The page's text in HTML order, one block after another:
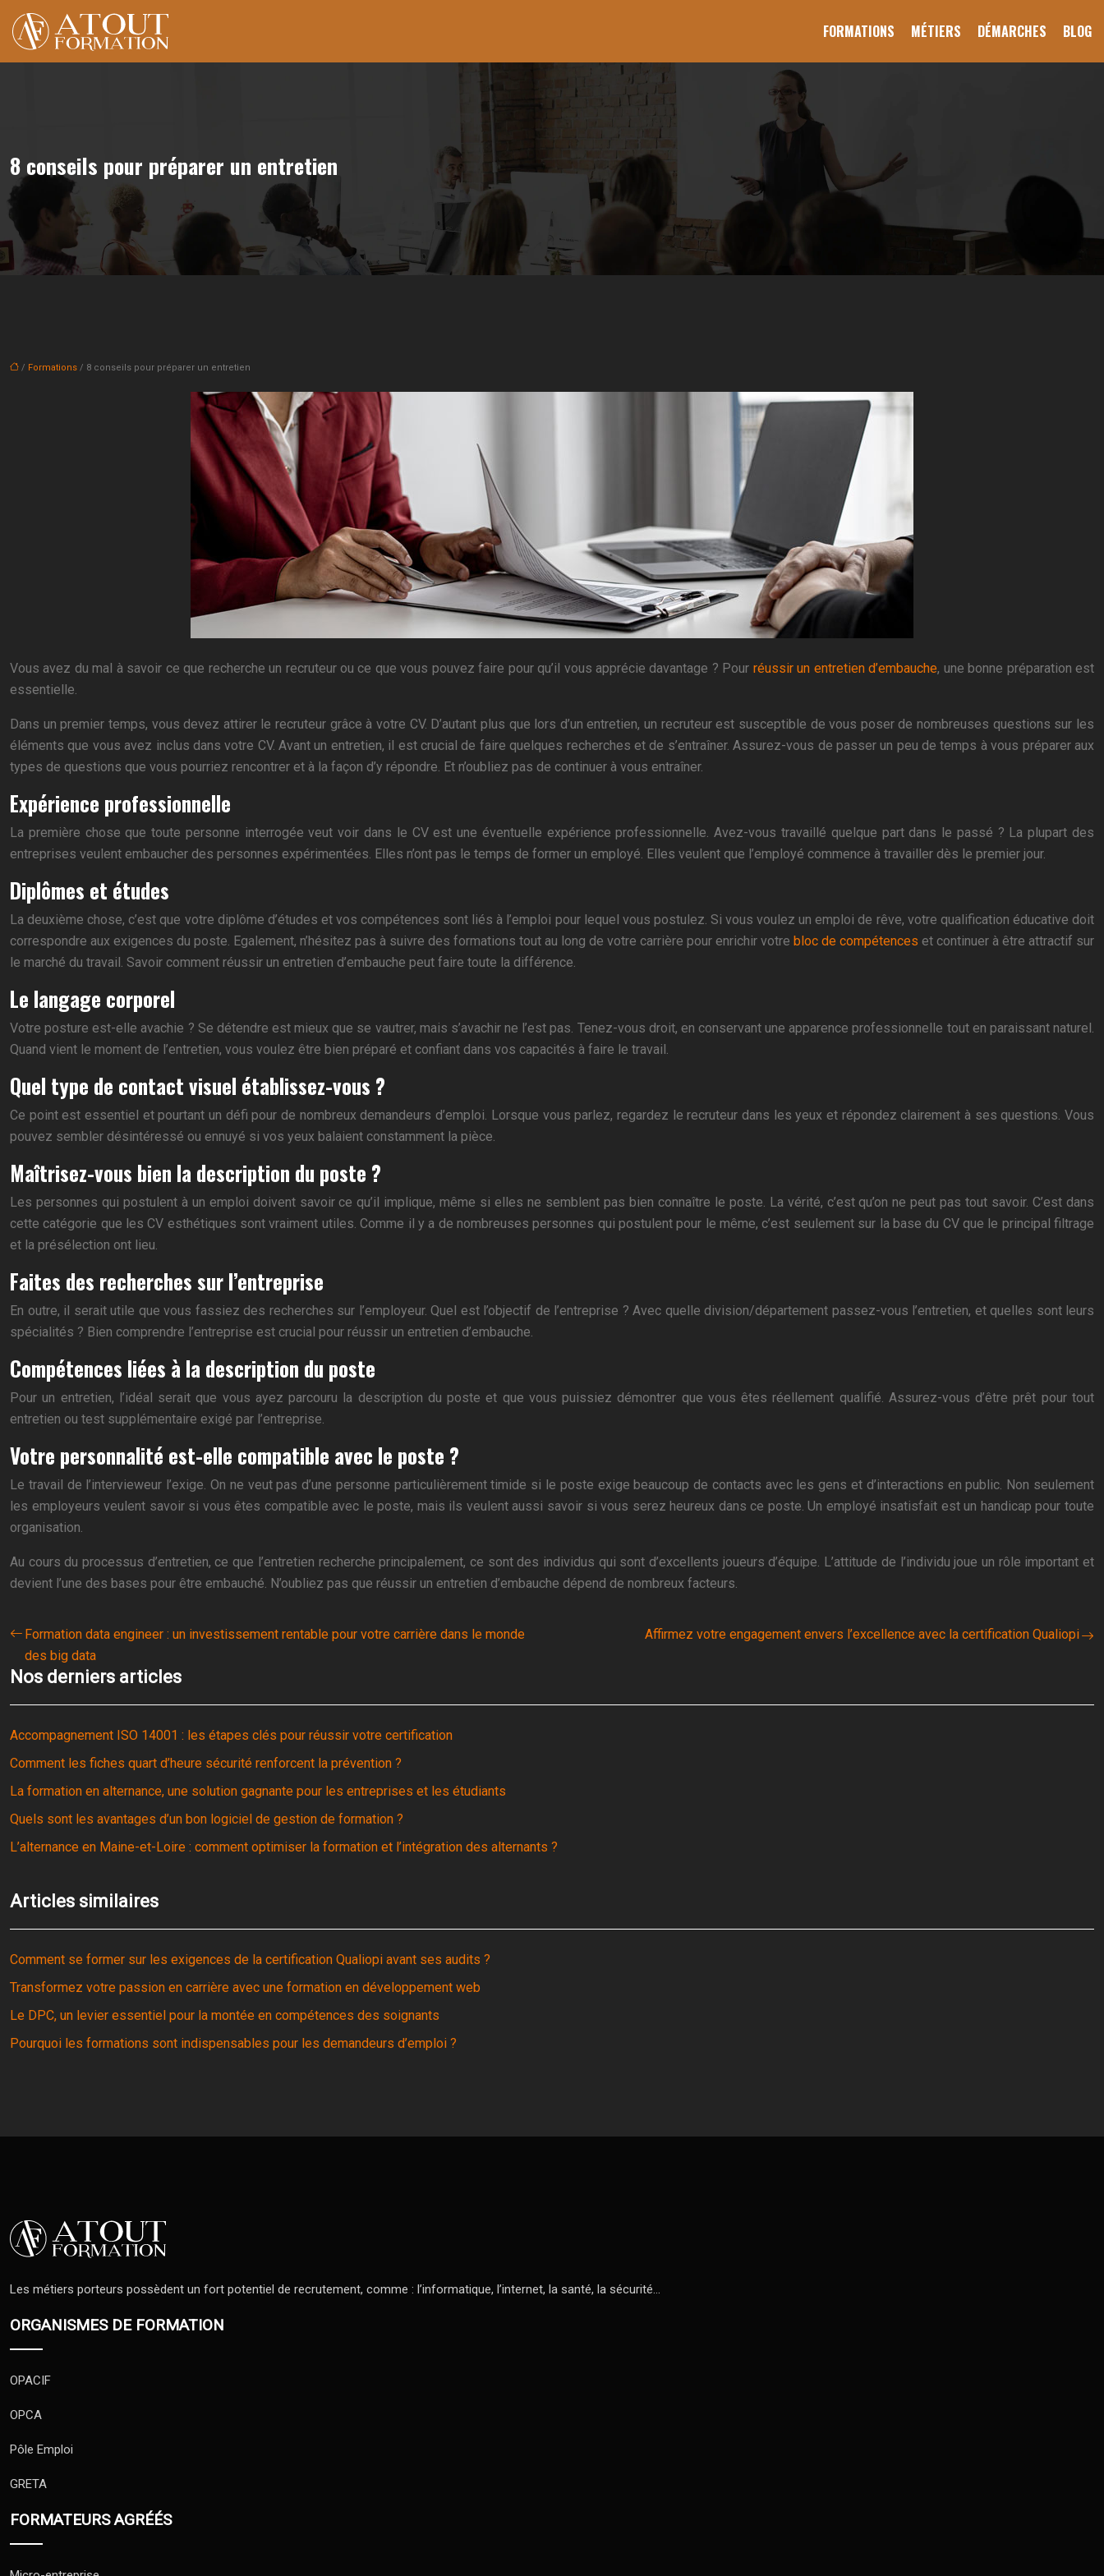
FORMATIONS MÉTIERS DÉMARCHES BLOG
8 conseils pour préparer un entretien
/ Formations / 8 conseils pour préparer un entretien
Vous avez du mal à savoir ce que recherche un recruteur ou ce que vous pouvez faire pour qu’il vous apprécie davantage ? Pour réussir un entretien d’embauche, une bonne préparation est
essentielle.
Dans un premier temps, vous devez attirer le recruteur grâce à votre CV. D’autant plus que lors d’un entretien, un recruteur est susceptible de vous poser de nombreuses questions sur les
éléments que vous avez inclus dans votre CV. Avant un entretien, il est crucial de faire quelques recherches et de s’entraîner. Assurez-vous de passer un peu de temps à vous préparer aux
types de questions que vous pourriez rencontrer et à la façon d’y répondre. Et n’oubliez pas de continuer à vous entraîner.
Expérience professionnelle
La première chose que toute personne interrogée veut voir dans le CV est une éventuelle expérience professionnelle. Avez-vous travaillé quelque part dans le passé ? La plupart des
entreprises veulent embaucher des personnes expérimentées. Elles n’ont pas le temps de former un employé. Elles veulent que l’employé commence à travailler dès le premier jour.
Diplômes et études
La deuxième chose, c’est que votre diplôme d’études et vos compétences sont liés à l’emploi pour lequel vous postulez. Si vous voulez un emploi de rêve, votre qualification éducative doit
correspondre aux exigences du poste. Egalement, n’hésitez pas à suivre des formations tout au long de votre carrière pour enrichir votre bloc de compétences et continuer à être attractif sur
le marché du travail. Savoir comment réussir un entretien d’embauche peut faire toute la différence.
Le langage corporel
Votre posture est-elle avachie ? Se détendre est mieux que se vautrer, mais s’avachir ne l’est pas. Tenez-vous droit, en conservant une apparence professionnelle tout en paraissant naturel.
Quand vient le moment de l’entretien, vous voulez être bien préparé et confiant dans vos capacités à faire le travail.
Quel type de contact visuel établissez-vous ?
Ce point est essentiel et pourtant un défi pour de nombreux demandeurs d’emploi. Lorsque vous parlez, regardez le recruteur dans les yeux et répondez clairement à ses questions. Vous
pouvez sembler désintéressé ou ennuyé si vos yeux balaient constamment la pièce.
Maîtrisez-vous bien la description du poste ?
Les personnes qui postulent à un emploi doivent savoir ce qu’il implique, même si elles ne semblent pas bien connaître le poste. La vérité, c’est qu’on ne peut pas tout savoir. C’est dans
cette catégorie que les CV esthétiques sont vraiment utiles. Comme il y a de nombreuses personnes qui postulent pour le même, c’est seulement sur la base du CV que le principal filtrage
et la présélection ont lieu.
Faites des recherches sur l’entreprise
En outre, il serait utile que vous fassiez des recherches sur l’employeur. Quel est l’objectif de l’entreprise ? Avec quelle division/département passez-vous l’entretien, et quelles sont leurs
spécialités ? Bien comprendre l’entreprise est crucial pour réussir un entretien d’embauche.
Compétences liées à la description du poste
Pour un entretien, l’idéal serait que vous ayez parcouru la description du poste et que vous puissiez démontrer que vous êtes réellement qualifié. Assurez-vous d’être prêt pour tout
entretien ou test supplémentaire exigé par l’entreprise.
Votre personnalité est-elle compatible avec le poste ?
Le travail de l’intervieweur l’exige. On ne veut pas d’une personne particulièrement timide si le poste exige beaucoup de contacts avec les gens et d’interactions en public. Non seulement
les employeurs veulent savoir si vous êtes compatible avec le poste, mais ils veulent aussi savoir si vous serez heureux dans ce poste. Un employé insatisfait est un handicap pour toute
organisation.
Au cours du processus d’entretien, ce que l’entretien recherche principalement, ce sont des individus qui sont d’excellents joueurs d’équipe. L’attitude de l’individu joue un rôle important et
devient l’une des bases pour être embauché. N’oubliez pas que réussir un entretien d’embauche dépend de nombreux facteurs.
Formation data engineer : un investissement rentable pour votre carrière dans le monde
des big data
Affirmez votre engagement envers l’excellence avec la certification Qualiopi
Nos derniers articles
Accompagnement ISO 14001 : les étapes clés pour réussir votre certification
Comment les fiches quart d’heure sécurité renforcent la prévention ?
La formation en alternance, une solution gagnante pour les entreprises et les étudiants
Quels sont les avantages d’un bon logiciel de gestion de formation ?
L’alternance en Maine-et-Loire : comment optimiser la formation et l’intégration des alternants ?
Articles similaires
Comment se former sur les exigences de la certification Qualiopi avant ses audits ?
Transformez votre passion en carrière avec une formation en développement web
Le DPC, un levier essentiel pour la montée en compétences des soignants
Pourquoi les formations sont indispensables pour les demandeurs d’emploi ?
Les métiers porteurs possèdent un fort potentiel de recrutement, comme : l’informatique, l’internet, la santé, la sécurité…
ORGANISMES DE FORMATION
OPACIF
OPCA
Pôle Emploi
GRETA
FORMATEURS AGRÉÉS